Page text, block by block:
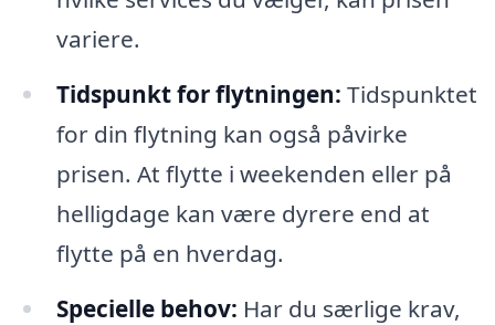
variere.
Tidspunkt for flytningen: Tidspunktet
for din flytning kan også påvirke
prisen. At flytte i weekenden eller på
helligdage kan være dyrere end at
flytte på en hverdag.
Specielle behov: Har du særlige krav,